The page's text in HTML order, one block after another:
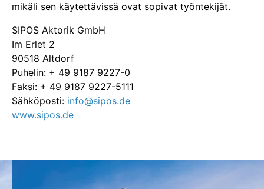
mikäli sen käytettävissä ovat sopivat työntekijät.
SIPOS Aktorik GmbH
Im Erlet 2
90518 Altdorf
Puhelin: + 49 9187 9227-0
Faksi: + 49 9187 9227-5111
Sähköposti: info@sipos.de
www.sipos.de